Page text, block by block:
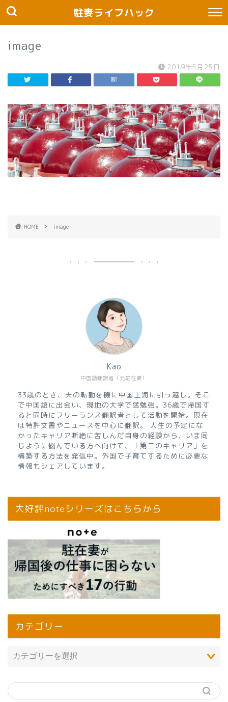
駐妻ライフハック
image
2019年5月25日
HOME image
中国語翻訳者（元駐在妻）
Kao
33歳のとき、夫の転勤を機に中国上海に引っ越し。そこ
で中国語に出会い、現地の大学で猛勉強。36歳で帰国す
ると同時にフリーランス翻訳者として活動を開始。現在
は特許文書やニュースを中心に翻訳。 人生の予定にな
かったキャリア断絶に苦しんだ自身の経験から、いま同
じように悩んでいる方へ向けて、「第二のキャリア」を
構築する方法を発信中。外国で子育てするために必要な
情報もシェアしています。
大好評noteシリーズはこちらから
カテゴリー